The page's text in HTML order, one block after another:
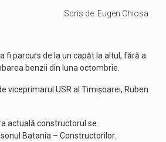
Scris de: Eugen Chiosa
fi parcurs de la un capăt la altul, fără a
benzii din luna octombrie.
viceprimarul USR al Timișoarei, Ruben
actuală constructorul se
Batania – Constructorilor.